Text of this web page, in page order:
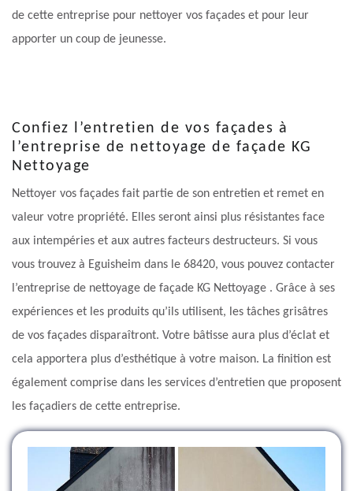
de cette entreprise pour nettoyer vos façades et pour leur
apporter un coup de jeunesse.
Confiez l’entretien de vos façades à
l’entreprise de nettoyage de façade KG
Nettoyage
Nettoyer vos façades fait partie de son entretien et remet en
valeur votre propriété. Elles seront ainsi plus résistantes face
aux intempéries et aux autres facteurs destructeurs. Si vous
vous trouvez à Eguisheim dans le 68420, vous pouvez contacter
l’entreprise de nettoyage de façade KG Nettoyage . Grâce à ses
expériences et les produits qu’ils utilisent, les tâches grisâtres
de vos façades disparaîtront. Votre bâtisse aura plus d’éclat et
cela apportera plus d’esthétique à votre maison. La finition est
également comprise dans les services d’entretien que proposent
les façadiers de cette entreprise.